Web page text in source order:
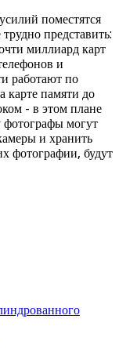
поместятся
представить:
миллиард карт
и
работают по
карте памяти до
- в этом плане
могут
и хранить
фотографии, будут